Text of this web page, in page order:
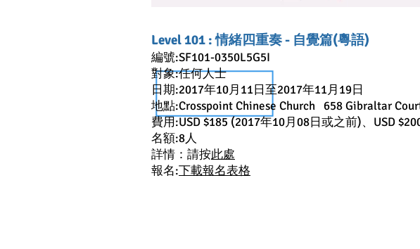
Level 101 : 情緒四重奏 - 自覺篇(粵語)
編號:SF101-0350L5G5I
對象:任何人士
日期:2017年10月11日至2017年11月19日
地點:Crosspoint Chinese Church 658 Gibraltar
費用:USD $185 (2017年10月08日或之前)、USD
名額:8人
詳情：請按此處
報名:下載報名表格